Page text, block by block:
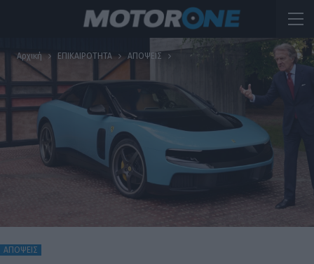
Αρχική ΕΠΙΚΑΙΡΟΤΗΤΑ ΑΠΟΨΕΙΣ
ΑΠΟΨΕΙΣ